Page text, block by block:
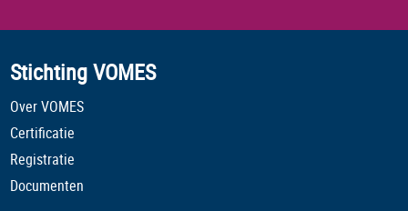
Stichting VOMES
Over VOMES
Certificatie
Registratie
Documenten